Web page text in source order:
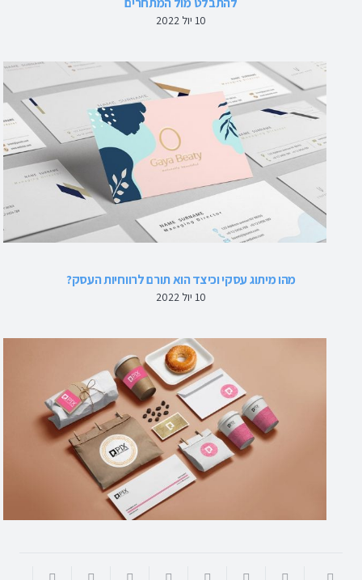
10 יול 2022
מהו מיתוג עסקי וכיצד הוא תורם לרווחיות העסק?
10 יול 2022